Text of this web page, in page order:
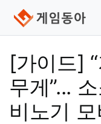
[가이드]
무게”...
비노기